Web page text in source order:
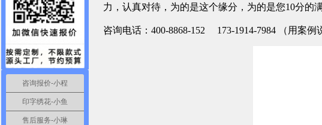
力，认真对待，为的是这个缘分，为的是您10分的
咨询电话：400-8868-152 173-1914-7984 （用案例
咨询报价-小程
印字绣花-小鱼
售后服务-小琳